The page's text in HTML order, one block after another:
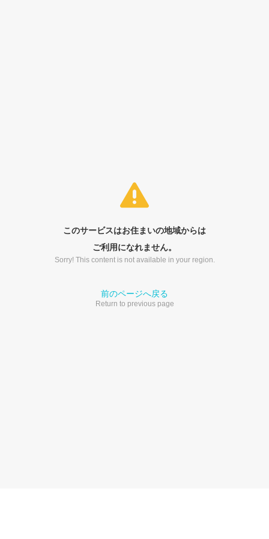
このサービスはお住まいの地域からは
ご利用になれません。
Sorry! This content is not available in your region.
前のページへ戻る
Return to previous page